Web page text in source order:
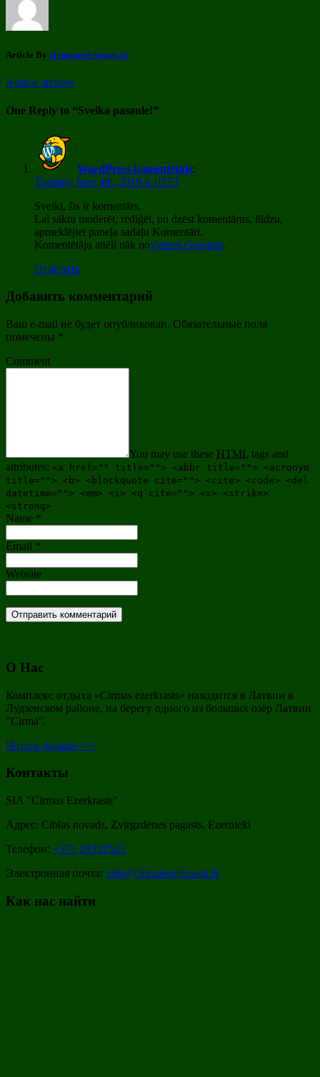
Article By cirmasezerkrasts.lv
Author archive
One Reply to “Sveika pasaule!”
WordPress komentētājs:
Tuesday June 4th, 2019 в 10:53
Sveiki, šis ir komentārs.
Lai sāktu moderēt, rediģēt, un dzēst komentārus, lūdzu,
apmeklējiet paneļa sadaļu Komentāri.
Komentētāju attēli nāk novietnes Gravatar.
Ответить
Добавить комментарий
Ваш e-mail не будет опубликован. Обязательные поля
помечены *
Comment
You may use these HTML tags and
attributes: <a href="" title=""> <abbr title=""> <acronym
title=""> <b> <blockquote cite=""> <cite> <code> <del
datetime=""> <em> <i> <q cite=""> <s> <strike>
<strong>
Name *
Email *
Website
O Нас
Комплекс отдыха «Cirmas ezerkrasts» находится в Латвии в
Лудзенском районе, на берегу одного из больших озёр Латвии
"Cirma".
Читать дальше>>>
Контакты
SIA "Cirmas Ezerkrasts"
Адрес: Ciblas novads, Zvirgzdenes pagasts, Ezernieki
Телефон: +371 28332523
Электронная почта: info@cirmasezerkrasts.lv
Как нас найти